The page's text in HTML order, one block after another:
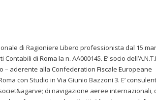
di Ragioniere Libero professionista dal 15
di Roma la n. AA000145. E’ socio
– aderente alla Confederation Fiscale Europeane
con Studio in Via Giunio Bazzoni 3. E’
di navigazione aeree internazionali,